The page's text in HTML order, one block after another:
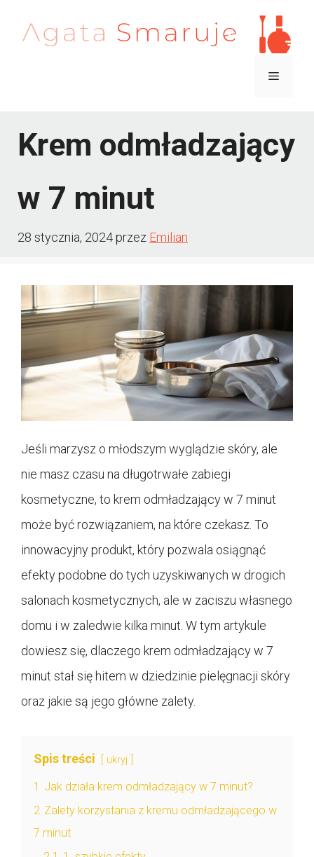
Menu
Krem odmładzający
w 7 minut
28 stycznia, 2024przez Emilian
Jeśli marzysz o młodszym wyglądzie skóry, ale
nie masz czasu na długotrwałe zabiegi
kosmetyczne, to krem odmładzający w 7 minut
może być rozwiązaniem, na które czekasz. To
innowacyjny produkt, który pozwala osiągnąć
efekty podobne do tych uzyskiwanych w drogich
salonach kosmetycznych, ale w zaciszu własnego
domu i w zaledwie kilka minut. W tym artykule
dowiesz się, dlaczego krem odmładzający w 7
minut stał się hitem w dziedzinie pielęgnacji skóry
oraz jakie są jego główne zalety.
Spis treści ukryj
1 Jak działa krem odmładzający w 7 minut?
2 Zalety korzystania z kremu odmładzającego w
7 minut